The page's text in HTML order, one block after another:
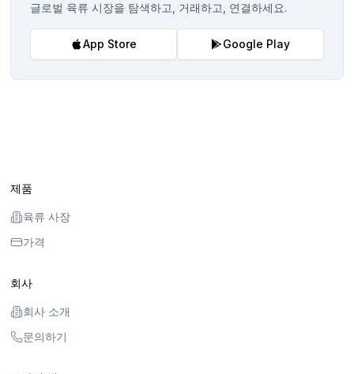
글로벌 육류 시장을 탐색하고, 거래하고, 연결하세요.
App Store Google Play
제품
육류 사장
가격
회사
회사 소개
문의하기